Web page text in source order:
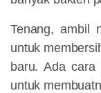
Tenang, ambil
untuk
baru. Ada
untuk